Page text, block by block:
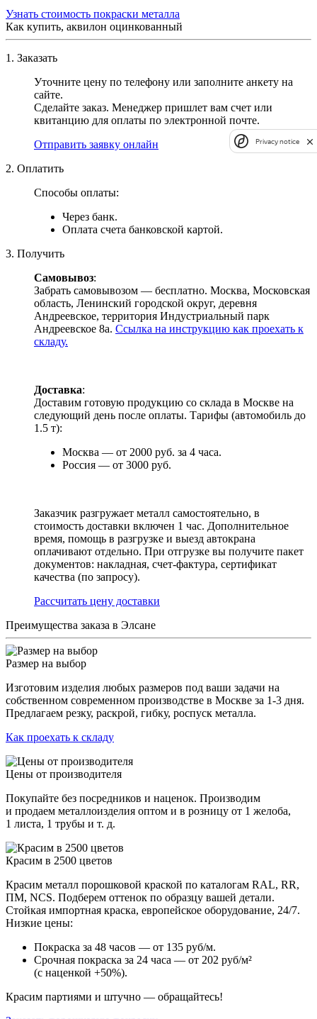
Узнать стоимость покраски металла
Как купить, аквилон оцинкованный
1. Заказать
Уточните цену по телефону или заполните анкету на
сайте.
Сделайте заказ. Менеджер пришлет вам счет или
квитанцию для оплаты по электронной почте.
Отправить заявку онлайн
2. Оплатить
Способы оплаты:
Через банк.
Оплата счета банковской картой.
3. Получить
Самовывоз:
Забрать самовывозом — бесплатно. Москва, Московская
область, Ленинский городской округ, деревня
Андреевское, территория Индустриальный парк
Андреевское 8а. Ссылка на инструкцию как проехать к
складу.
Доставка:
Доставим готовую продукцию со склада в Москве на
следующий день после оплаты. Тарифы (автомобиль до
1.5 т):
Москва — от 2000 руб. за 4 часа.
Россия — от 3000 руб.
Заказчик разгружает металл самостоятельно, в
стоимость доставки включен 1 час. Дополнительное
время, помощь в разгрузке и выезд автокрана
оплачивают отдельно. При отгрузке вы получите пакет
документов: накладная, счет-фактура, сертификат
качества (по запросу).
Раcсчитать цену доставки
Преимущества заказа в Элсане
Размер на выбор
Изготовим изделия любых размеров под ваши задачи на
собственном современном производстве в Москве за 1-3 дня.
Предлагаем резку, раскрой, гибку, роспуск металла.
Как проехать к складу
Цены от производителя
Покупайте без посредников и наценок. Производим
и продаем металлоизделия оптом и в розницу от 1 желоба,
1 листа, 1 трубы и т. д.
Красим в 2500 цветов
Красим металл порошковой краской по каталогам RAL, RR,
ПМ, NCS. Подберем оттенок по образцу вашей детали.
Стойкая импортная краска, европейское оборудование, 24/7.
Низкие цены:
Покраска за 48 часов — от 135 руб/м.
Срочная покраска за 24 часа — от 202 руб/м²
(с наценкой +50%).
Красим партиями и штучно — обращайтесь!
Privacy notice